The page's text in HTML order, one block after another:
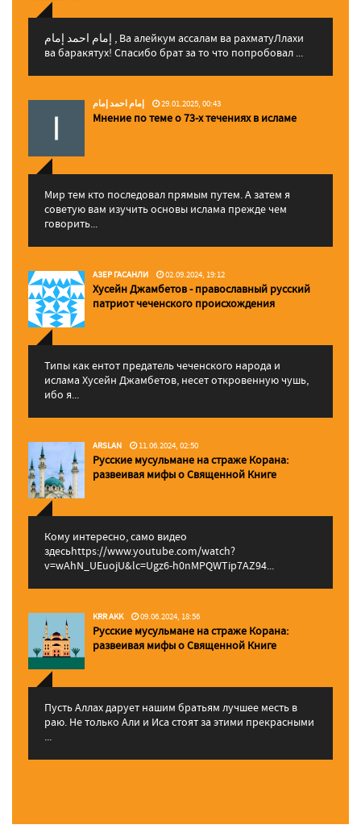
إمام احمد إمام , Ва алейкум ассалам ва рахматуЛлахи
ва баракятух! Спасибо брат за то что попробовал ...
إمام احمد إمام 29.01.2025, 00:43
Мнение по теме о 73-х течениях в исламе
Мир тем кто последовал прямым путем. А затем я
советую вам изучить основы ислама прежде чем
говорить...
АЗЕР ГАСАНЛИ 02.09.2024, 19:12
Хусейн Джамбетов - православный русский
патриот чеченского происхождения
Типы как ентот предатель чеченского народа и
ислама Хусейн Джамбетов, несет откровенную чушь,
ибо я...
ARSLAN 11.06.2024, 02:50
Русские мусульмане на страже Корана:
pазвеивая мифы о Священной Книге
Кому интересно, само видео
здесьhttps://www.youtube.com/watch?
v=wAhN_UEuojU&lc=Ugz6-h0nMPQWTip7AZ94...
KRR AKK 09.06.2024, 18:56
Русские мусульмане на страже Корана:
pазвеивая мифы о Священной Книге
Пусть Аллах дарует нашим братьям лучшее месть в
раю. Не только Али и Иса стоят за этими прекрасными
...